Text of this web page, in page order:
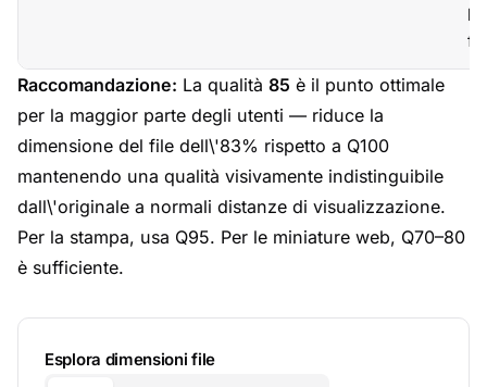
Raccomandazione: La qualità 85 è il punto ottimale
per la maggior parte degli utenti — riduce la
dimensione del file dell\'83% rispetto a Q100
mantenendo una qualità visivamente indistinguibile
dall\'originale a normali distanze di visualizzazione.
Per la stampa, usa Q95. Per le miniature web, Q70–80
è sufficiente.
Esplora dimensioni file